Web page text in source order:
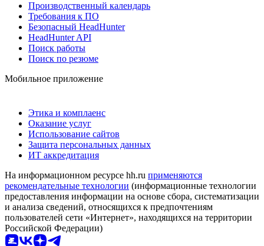
Производственный календарь
Требования к ПО
Безопасный HeadHunter
HeadHunter API
Поиск работы
Поиск по резюме
Мобильное приложение
Этика и комплаенс
Оказание услуг
Использование сайтов
Защита персональных данных
ИТ аккредитация
На информационном ресурсе hh.ru применяются
рекомендательные технологии (информационные технологии
предоставления информации на основе сбора, систематизации
и анализа сведений, относящихся к предпочтениям
пользователей сети «Интернет», находящихся на территории
Российской Федерации)